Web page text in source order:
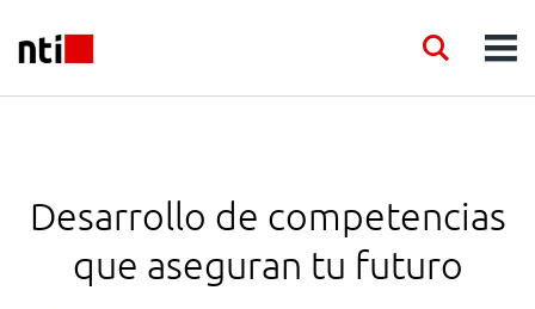
NTI logo
CONSULTORÍA
PRODUCTOS
Search
Desarrollo de competencias
que aseguran tu futuro